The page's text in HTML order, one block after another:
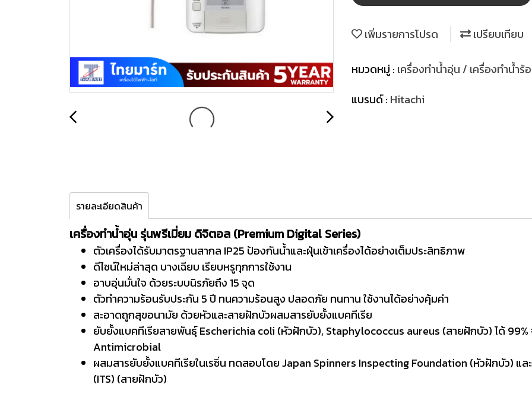
เพิ่มรายการโปรด เปรียบเทียบ
หมวดหมู่ : เครื่องทำน้ำอุ่น / เครื่องทำน้ำร้
แบรนด์ : Hitachi
รายละเอียดสินค้า
เครื่องทำน้ำอุ่น รุ่นพรีเมี่ยม ดิจิตอล (Premium Digital Series)
ตัวเครื่องได้รับมาตรฐานสากล IP25 ป้องกันน้ำและฝุ่นเข้าเครื่องได้อย่างเต็มประสิทธิภาพ
ดีไซน์ใหม่ล่าสุด บางเฉียบ เรียบหรูทุกการใช้งาน
อาบอุ่นมั่นใจ ด้วยระบบนิรภัยถึง 15 จุด
ตัวทำความร้อนรับประกัน 5 ปี ทนความร้อนสูง ปลอดภัย ทนทาน ใช้งานได้อย่างคุ้มค่า
สะอาดถูกสุขอนามัย ด้วยหัวและสายฝักบัวผสมสารยับยั้งแบคทีเรีย
ยับยั้งแบคทีเรียสายพันธุ์ Escherichia coli (หัวฝักบัว), Staphylococcus aureus (สายฝักบัว) ได้
Antimicrobial
ผสมสารยับยั้งแบคทีเรียในเรซิ่น ทดสอบโดย Japan Spinners Inspecting Foundation (หัวฝักบัว) แ
(ITS) (สายฝักบัว)